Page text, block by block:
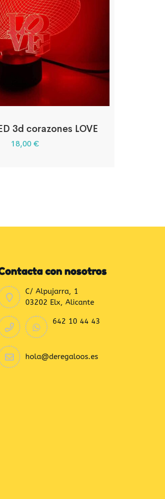
3d corazones LOVE
18,00 €
con nosotros
C/ Alpujarra, 1
03202 Elx, Alicante
642 10 44 43
hola@deregaloos.es